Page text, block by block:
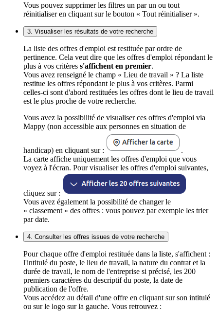
Vous pouvez supprimer les filtres un par un ou tout
réinitialiser en cliquant sur le bouton « Tout réinitialiser ».
3. Visualiser les résultats de votre recherche
La liste des offres d'emploi est restituée par ordre de
pertinence. Cela veut dire que les offres d'emploi répondant le
plus à vos critères s'affichent en premier.
Vous avez renseigné le champ « Lieu de travail » ? La liste
restitue les offres répondant le plus à vos critères. Parmi
celles-ci sont d'abord restituées les offres dont le lieu de travail
est le plus proche de votre recherche.
Vous avez la possibilité de visualiser ces offres d'emploi via
Mappy (non accessible aux personnes en situation de
handicap) en cliquant sur :
.
La carte affiche uniquement les offres d'emploi que vous
voyez à l'écran. Pour visualiser les offres d'emploi suivantes,
cliquez sur :
Vous avez également la possibilité de changer le
« classement » des offres : vous pouvez par exemple les trier
par date.
4. Consulter les offres issues de votre recherche
Pour chaque offre d'emploi restituée dans la liste, s'affichent :
l'intitulé du poste, le lieu de travail, la nature du contrat et la
durée de travail, le nom de l'entreprise si précisé, les 200
premiers caractères du descriptif du poste, la date de
publication de l'offre.
Vous accédez au détail d'une offre en cliquant sur son intitulé
ou sur le logo sur la gauche. Vous retrouvez :